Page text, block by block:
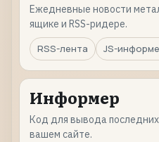
Ежедневные новости
ящике и RSS-ридере.
RSS-лента
JS-
Информер
Код для вывода
вашем сайте.